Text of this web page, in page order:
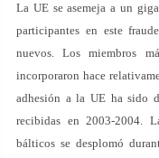
La UE se asemeja a un
participantes en este
nuevos. Los miembros
incorporaron hace
adhesión a la UE ha sido
recibidas en 2003-2004.
bálticos se desplomó